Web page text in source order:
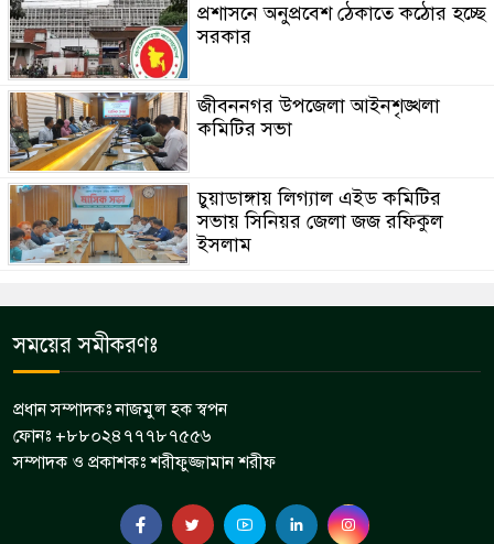
প্রশাসনে অনুপ্রবেশ ঠেকাতে কঠোর হচ্ছে
সরকার
জীবননগর উপজেলা আইনশৃঙ্খলা
কমিটির সভা
চুয়াডাঙ্গায় লিগ্যাল এইড কমিটির
সভায় সিনিয়র জেলা জজ রফিকুল
ইসলাম
সময়ের সমীকরণঃ
প্রধান সম্পাদকঃ নাজমুল হক স্বপন
ফোনঃ +৮৮০২৪৭৭৭৮৭৫৫৬
সম্পাদক ও প্রকাশকঃ শরীফুজ্জামান শরীফ